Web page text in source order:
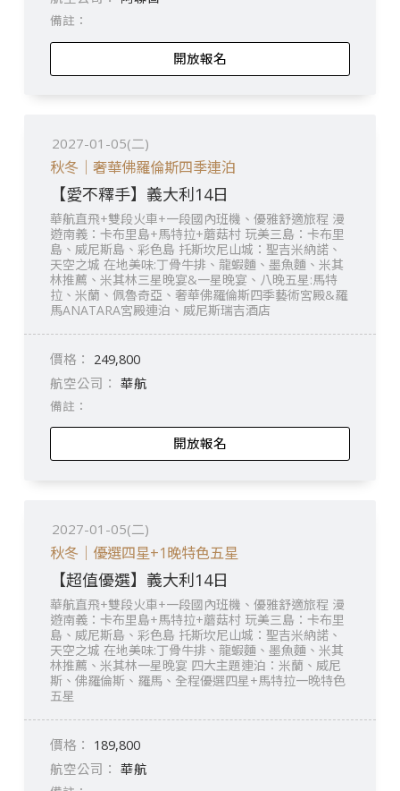
開放報名
2027-01-05(二)
秋冬｜奢華佛羅倫斯四季連泊
【愛不釋手】義大利14日
華航直飛+雙段火車+一段國內班機、優雅舒適旅程 漫
遊南義：卡布里島+馬特拉+蘑菇村 玩美三島：卡布里
島、威尼斯島、彩色島 托斯坎尼山城：聖吉米納諾、
天空之城 在地美味:丁骨牛排、龍蝦麵、墨魚麵、米其
林推薦、米其林三星晚宴&一星晚宴、八晚五星:馬特
拉、米蘭、佩魯奇亞、奢華佛羅倫斯四季藝術宮殿&羅
馬ANATARA宮殿連泊、威尼斯瑞吉酒店
249,800
華航
開放報名
2027-01-05(二)
秋冬｜優選四星+1晚特色五星
【超值優選】義大利14日
華航直飛+雙段火車+一段國內班機、優雅舒適旅程 漫
遊南義：卡布里島+馬特拉+蘑菇村 玩美三島：卡布里
島、威尼斯島、彩色島 托斯坎尼山城：聖吉米納諾、
天空之城 在地美味:丁骨牛排、龍蝦麵、墨魚麵、米其
林推薦、米其林一星晚宴 四大主題連泊：米蘭、威尼
斯、佛羅倫斯、羅馬、全程優選四星+馬特拉一晚特色
五星
189,800
華航